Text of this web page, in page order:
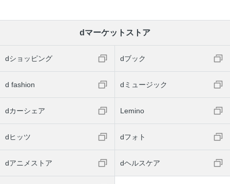
dマーケットストア
dショッピング dブック
d fashion dミュージック
dカーシェア Lemino
dヒッツ dフォト
dアニメストア dヘルスケア